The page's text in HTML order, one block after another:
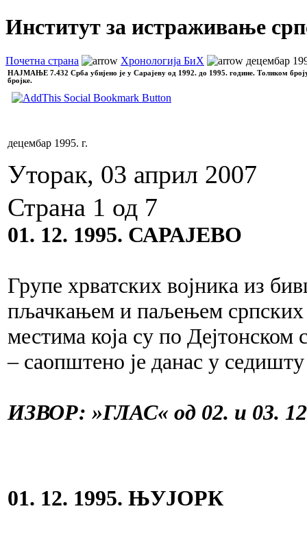
Институт за истраживање
Почетна страна Хронологија БиХ децембар
НАЈМАЊЕ 7.432 Срба убијено је у Сарајеву од 1992. до 1995. године. Толиком
бројке.
децембар 1995. г.
Уторак, 03 април 2007
Страна 1 од 7
01. 12. 1995. САРАЈЕВО
Групе хрватских војника из
пљачкањем и паљењем
местима која су по
– саопштено је данас у
ИЗВОР: »ГЛАС« од 02. и 03.
01. 12. 1995. ЊУЈОРК